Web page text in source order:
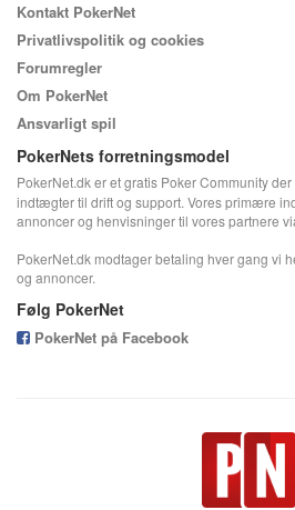
Kontakt PokerNet
Privatlivspolitik og cookies
Forumregler
Om PokerNet
Ansvarligt spil
PokerNets forretningsmodel
PokerNet.dk er et gratis Poker Community
indtægter til drift og support. Vores primære
annoncer og henvisninger til vores partnere
PokerNet.dk modtager betaling hver gang vi
og annoncer.
Følg PokerNet
PokerNet på Facebook